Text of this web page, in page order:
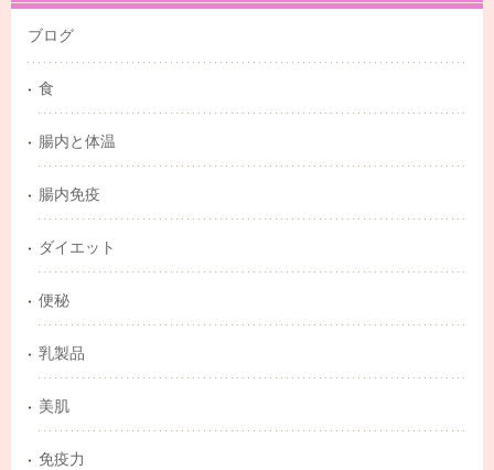
ブログ
食
腸内と体温
腸内免疫
ダイエット
便秘
乳製品
美肌
免疫力